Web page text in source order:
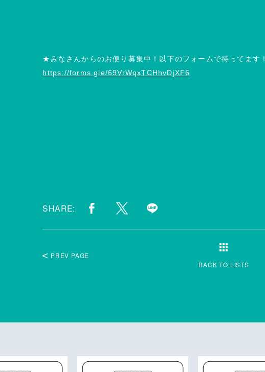
★みなさんからのお便り募集中！以下のフォームで待ってます！
https://forms.gle/69VrWqxTCHhvDjXF6
SHARE:
BACK TO LISTS
PREV PAGE